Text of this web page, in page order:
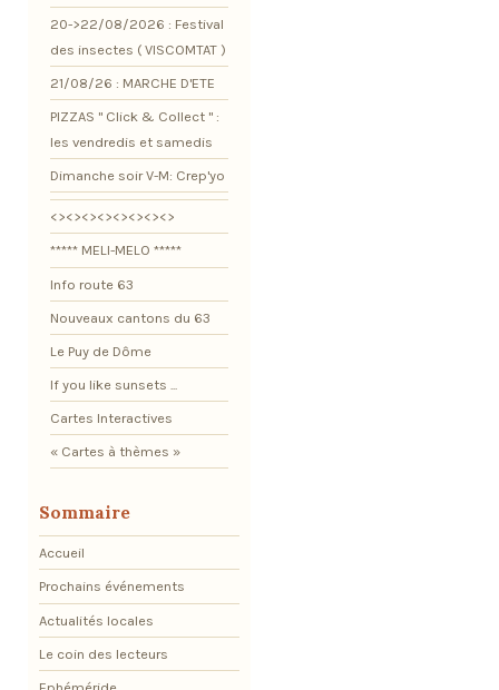
20->22/08/2026 : Festival
des insectes ( VISCOMTAT )
21/08/26 : MARCHE D'ETE
PIZZAS " Click & Collect " :
les vendredis et samedis
Dimanche soir V-M: Crep'yo
<><><><><><><><>
***** MELI-MELO *****
Info route 63
Nouveaux cantons du 63
Le Puy de Dôme
If you like sunsets ...
Cartes Interactives
« Cartes à thèmes »
Sommaire
Accueil
Prochains événements
Actualités locales
Le coin des lecteurs